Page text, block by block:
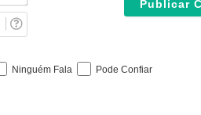
m
l
Ninguém Fala Pode Confiar